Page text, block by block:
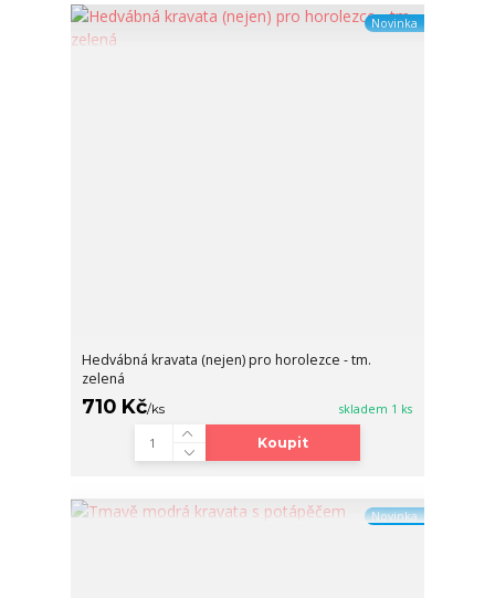
Novinka
Hedvábná kravata (nejen) pro horolezce - tm.
zelená
710 Kč/ks skladem 1 ks
Koupit
Novinka